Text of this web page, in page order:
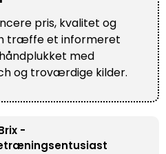
pris, kvalitet og
træffe et informeret
med
og troværdige kilder.
-